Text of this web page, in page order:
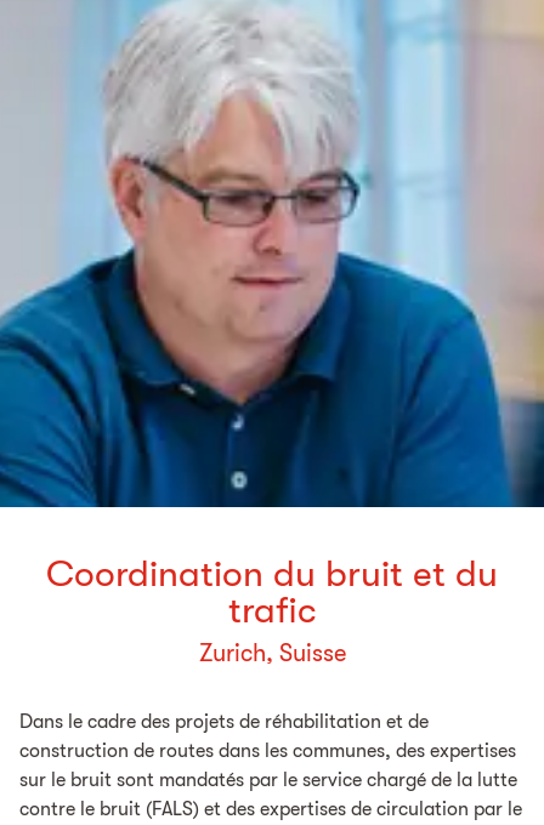
Coordination du bruit et du
trafic
Zurich, Suisse
Dans le cadre des projets de réhabilitation et de
construction de routes dans les communes, des expertises
sur le bruit sont mandatés par le service chargé de la lutte
contre le bruit (FALS) et des expertises de circulation par le